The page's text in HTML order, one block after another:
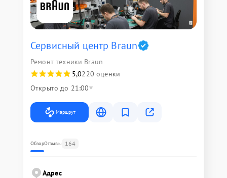
Сервисный центр Braun
Ремонт техники Braun
5,0220 оценки
Открыто до 21:00
Маршрут
ОбзорОтзывы 164
Адрес